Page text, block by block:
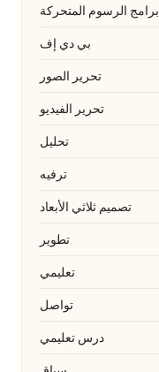
برامج الرسوم المتحركة
بي دي إف
تحرير الصور
تحرير الفيديو
تحليل
ترفيه
تصميم ثلاثي الأبعاد
تطوير
تعليمي
تواصل
درس تعليمي